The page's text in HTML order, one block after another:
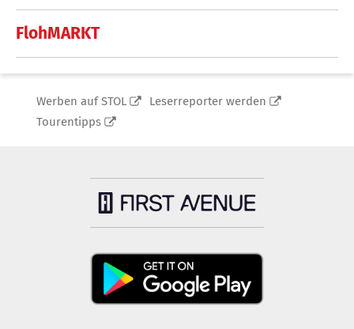
FlohMARKT
Werben auf STOL
Leserreporter werden
Tourentipps